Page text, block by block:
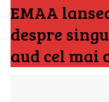
EMAA
despre
aud cel mai